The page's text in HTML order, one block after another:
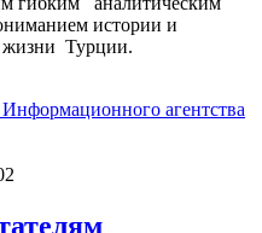
истории и
жизни Турции.